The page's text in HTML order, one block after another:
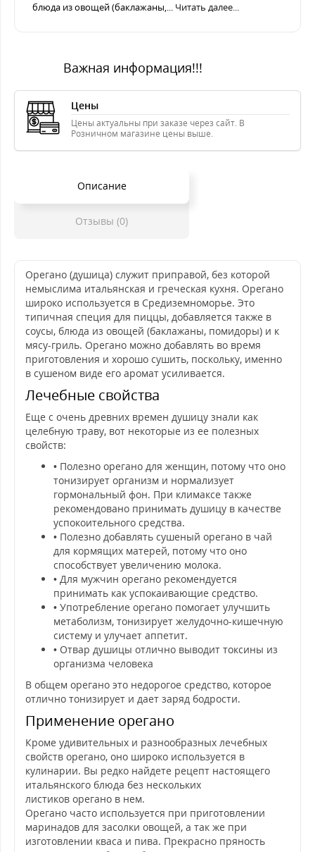
блюда из овощей (баклажаны,... Читать далее...
Важная информация!!!
Цены
Цены актуальны при заказе через сайт. В
Розничном магазине цены выше.
Описание
Отзывы (0)
Орегано (душица) служит приправой, без которой
немыслима итальянская и греческая кухня. Орегано
широко используется в Средиземноморье. Это
типичная специя для пиццы, добавляется также в
соусы, блюда из овощей (баклажаны, помидоры) и к
мясу-гриль. Орегано можно добавлять во время
приготовления и хорошо сушить, поскольку, именно
в сушеном виде его аромат усиливается.
Лечебные свойства
Еще с очень древних времен душицу знали как
целебную траву, вот некоторые из ее полезных
свойств:
• Полезно орегано для женщин, потому что оно
тонизирует организм и нормализует
гормональный фон. При климаксе также
рекомендовано принимать душицу в качестве
успокоительного средства.
• Полезно добавлять сушеный орегано в чай
для кормящих матерей, потому что оно
способствует увеличению молока.
• Для мужчин орегано рекомендуется
принимать как успокаивающие средство.
• Употребление орегано помогает улучшить
метаболизм, тонизирует желудочно-кишечную
систему и улучает аппетит.
• Отвар душицы отлично выводит токсины из
организма человека
В общем орегано это недорогое средство, которое
отлично тонизирует и дает заряд бодрости.
Применение орегано
Кроме удивительных и разнообразных лечебных
свойств орегано, оно широко используется в
кулинарии. Вы редко найдете рецепт настоящего
итальянского блюда без нескольких
листиков орегано в нем.
Орегано часто используется при приготовлении
маринадов для засолки овощей, а так же при
изготовлении кваса и пива. Прекрасно пряность